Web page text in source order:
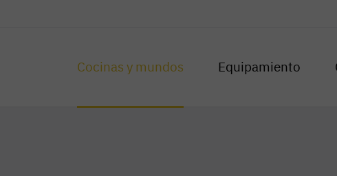
Cocinas y mundos Equipamiento